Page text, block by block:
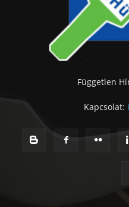
Független
Kapcsolat: